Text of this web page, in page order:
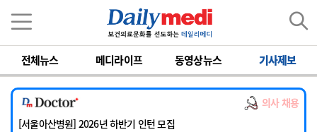
전체뉴스 메디라이프 동영상뉴스 기사제보
의사 채용
[서울아산병원] 2026년 하반기 인턴 모집
[영남대학교의료원] 마취통증의학과 임기제 임상의사 채용
[충남대학교병원] 소아청소년과(소아응급전담) 계약직 의사 공개채용
[동부병원] 계약직(응급의학과 전문의) 직원모집
[이대목동병원] 하반기 전공의(레지던트1년차) 모집
[서울아산병원] 2026년 하반기 인턴 모집